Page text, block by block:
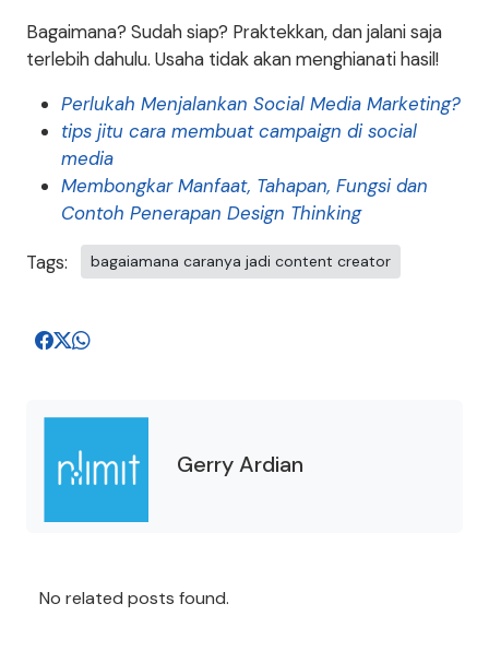
Bagaimana? Sudah siap? Praktekkan, dan jalani saja
terlebih dahulu. Usaha tidak akan menghianati hasil!
Perlukah Menjalankan Social Media Marketing?
tips jitu cara membuat campaign di social
media
Membongkar Manfaat, Tahapan, Fungsi dan
Contoh Penerapan Design Thinking
Tags: bagaiamana caranya jadi content creator
Gerry Ardian
No related posts found.